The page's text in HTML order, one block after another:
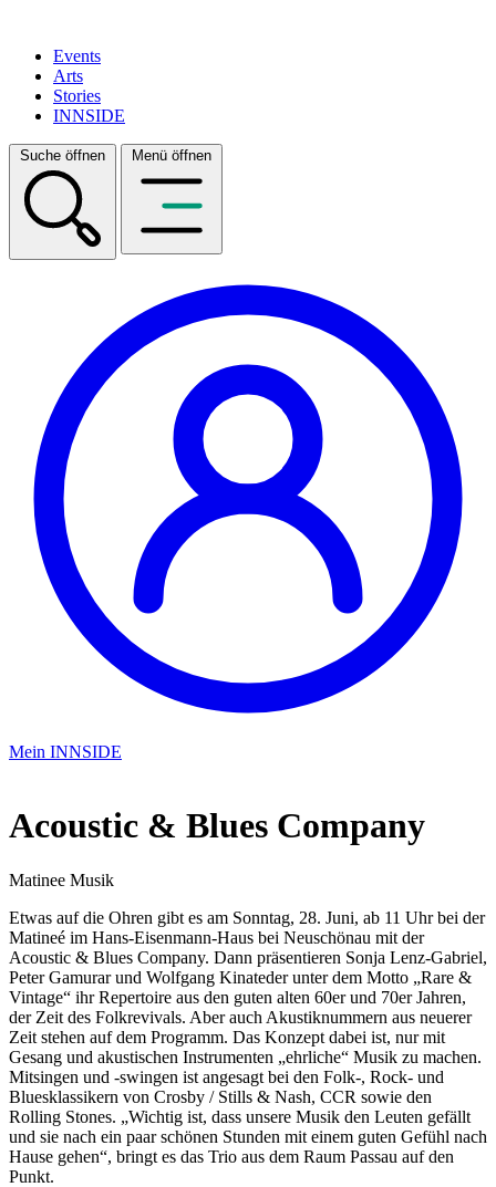
Events
Arts
Stories
INNSIDE
Suche öffnen Menü öffnen
Mein INNSIDE
Acoustic & Blues Company
Matinee Musik
Etwas auf die Ohren gibt es am Sonntag, 28. Juni, ab 11 Uhr bei der
Matineé im Hans-Eisenmann-Haus bei Neuschönau mit der
Acoustic & Blues Company. Dann präsentieren Sonja Lenz-Gabriel,
Peter Gamurar und Wolfgang Kinateder unter dem Motto „Rare &
Vintage“ ihr Repertoire aus den guten alten 60er und 70er Jahren,
der Zeit des Folkrevivals. Aber auch Akustiknummern aus neuerer
Zeit stehen auf dem Programm. Das Konzept dabei ist, nur mit
Gesang und akustischen Instrumenten „ehrliche“ Musik zu machen.
Mitsingen und -swingen ist angesagt bei den Folk-, Rock- und
Bluesklassikern von Crosby / Stills & Nash, CCR sowie den
Rolling Stones. „Wichtig ist, dass unsere Musik den Leuten gefällt
und sie nach ein paar schönen Stunden mit einem guten Gefühl nach
Hause gehen“, bringt es das Trio aus dem Raum Passau auf den
Punkt.